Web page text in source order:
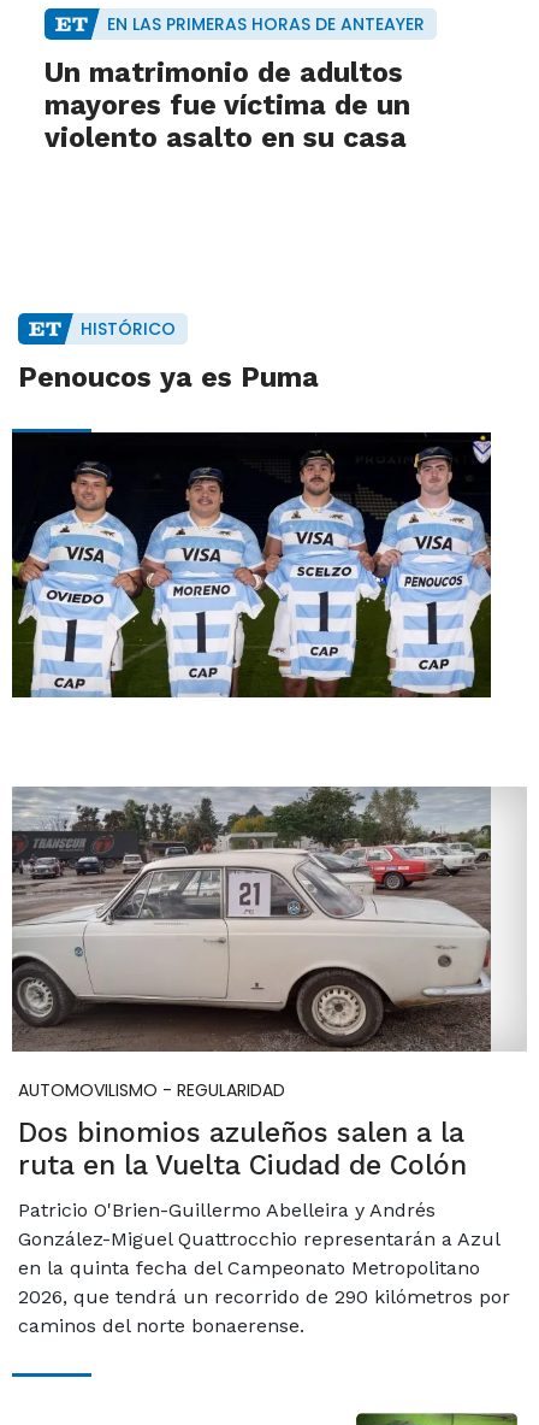
EN LAS PRIMERAS HORAS DE ANTEAYER
Un matrimonio de adultos
mayores fue víctima de un
violento asalto en su casa
HISTÓRICO
Penoucos ya es Puma
AUTOMOVILISMO - REGULARIDAD
Dos binomios azuleños salen a la
ruta en la Vuelta Ciudad de Colón
Patricio O'Brien-Guillermo Abelleira y Andrés
González-Miguel Quattrocchio representarán a Azul
en la quinta fecha del Campeonato Metropolitano
2026, que tendrá un recorrido de 290 kilómetros por
caminos del norte bonaerense.